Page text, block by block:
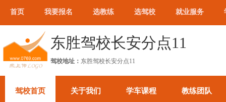
首页 我要报名 选教练 选驾校 就业服务
东胜驾校长安分点11
驾校地址： 东胜驾校长安分点11
驾校首页 关于我们 学车课程 教练团队